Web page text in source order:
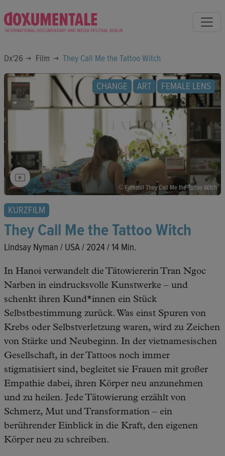
Dx'26 Film They Call Me the Tattoo Witch
© Filmstill They Call Me the Tattoo Witch
CHANGE ART FEMALE LENS
KURZFILM
They Call Me the Tattoo Witch
Lindsay Nyman / USA / 2024 / 14 Min.
In Hanoi verwandelt die Tätowiererin Tran Ngoc
Narben in eindrucksvolle Kunstwerke – und
schenkt ihren Kund*innen ein Stück
Selbstbestimmung zurück. Was einst Spuren von
Krebs oder Selbstverletzung waren, wird zu Zeichen
von Stärke und Neubeginn. In der vietnamesischen
Gesellschaft, in der Tattoos noch immer
stigmatisiert sind, begleitet sie Frauen mit großer
Empathie dabei, ihren Körper neu anzunehmen
und zu heilen. Jede Tätowierung erzählt von
Schmerz, Mut und Transformation – ein
berührender Einblick in die Kraft, den eigenen
Körper neu zu schreiben.